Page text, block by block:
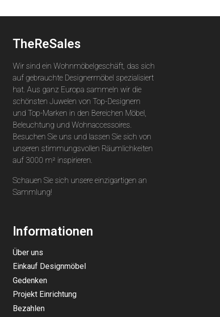
TheReSales
Wir sind ein Wohnmöbelgeschäft, das sich
auf gebrauchte Designermöbel spezialisiert
hat. Aus ganz Europa sammeln wir die
schönsten Juwelen von Top-Designern
und Top-Marken in den Bereichen Möbel,
Beleuchtung und Wohnaccessoires.
Besuchen Sie uns und lassen Sie sich von
unseren stimmungsvollen Räumlichkeiten
auf 3000 m² inspirieren.
Schauen Sie sich unsere einzigartigen an
Sammlung!
Informationen
Über uns
Einkauf Designmöbel
Gedenken
Projekt Einrichtung
Bezahlen